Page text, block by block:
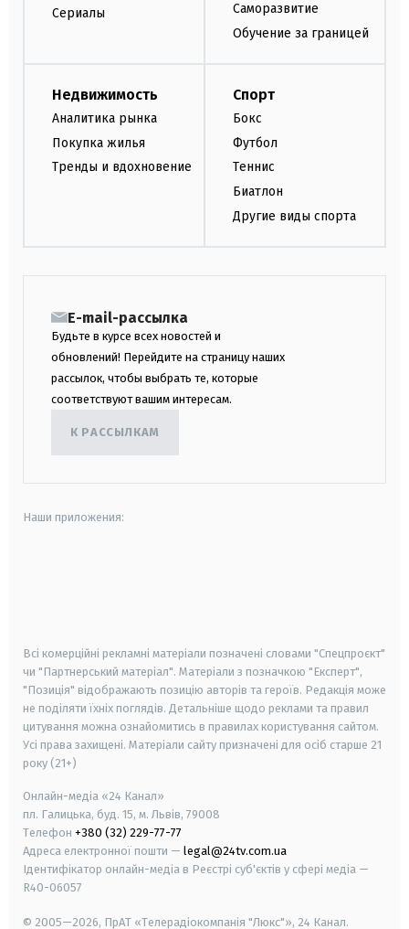
Сериалы
Саморазвитие
Обучение за границей
Недвижимость
Аналитика рынка
Покупка жилья
Тренды и вдохновение
Спорт
Бокс
Футбол
Теннис
Биатлон
Другие виды спорта
E-mail-рассылка
Будьте в курсе всех новостей и
обновлений! Перейдите на страницу наших
рассылок, чтобы выбрать те, которые
соответствуют вашим интересам.
К РАССЫЛКАМ
Наши приложения:
Всі комерційні рекламні матеріали позначені словами "Спецпроєкт"
чи "Партнерський матеріал". Матеріали з позначкою "Експерт",
"Позиція" відображають позицію авторів та героїв. Редакція може
не поділяти їхніх поглядів. Детальніше щодо реклами та правил
цитування можна ознайомитись в правилах користування сайтом.
Усі права захищені. Матеріали сайту призначені для осіб старше 21
року (21+)
Онлайн-медіа «24 Канал»
пл. Галицька, буд. 15, м. Львів, 79008
Телефон +380 (32) 229-77-77
Адреса електронної пошти — legal@24tv.com.ua
Ідентифікатор онлайн-медіа в Реєстрі суб'єктів у сфері медіа —
R40-06057
© 2005—2026, ПрАТ «Телерадіокомпанія "Люкс"», 24 Канал.